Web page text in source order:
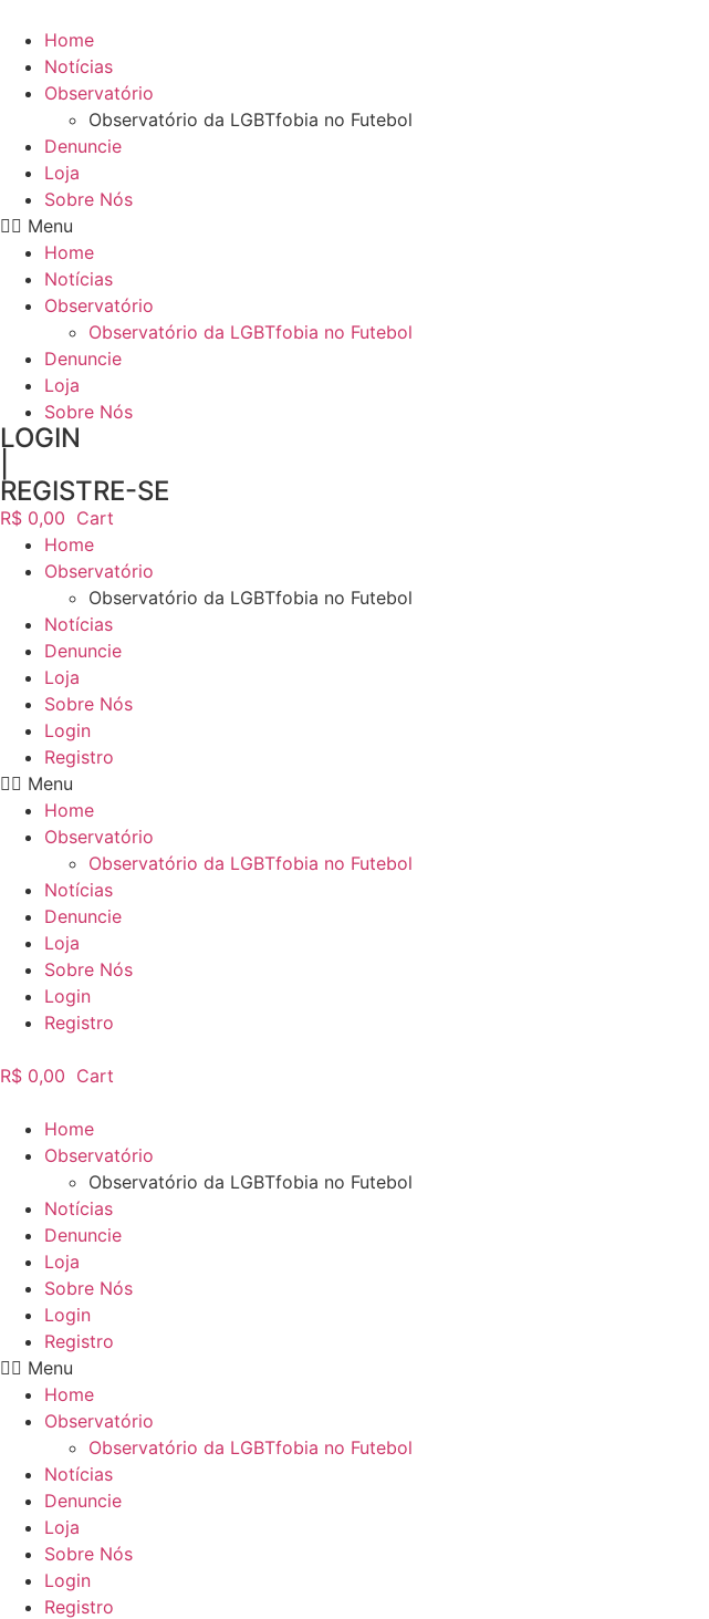
Home
Notícias
Observatório
Observatório da LGBTfobia no Futebol
Denuncie
Loja
Sobre Nós
Menu
Home
Notícias
Observatório
Observatório da LGBTfobia no Futebol
Denuncie
Loja
Sobre Nós
LOGIN
REGISTRE-SE
R$ 0,00 Cart
Home
Observatório
Observatório da LGBTfobia no Futebol
Notícias
Denuncie
Loja
Sobre Nós
Login
Registro
Menu
Home
Observatório
Observatório da LGBTfobia no Futebol
Notícias
Denuncie
Loja
Sobre Nós
Login
Registro
R$ 0,00 Cart
Home
Observatório
Observatório da LGBTfobia no Futebol
Notícias
Denuncie
Loja
Sobre Nós
Login
Registro
Menu
Home
Observatório
Observatório da LGBTfobia no Futebol
Notícias
Denuncie
Loja
Sobre Nós
Login
Registro